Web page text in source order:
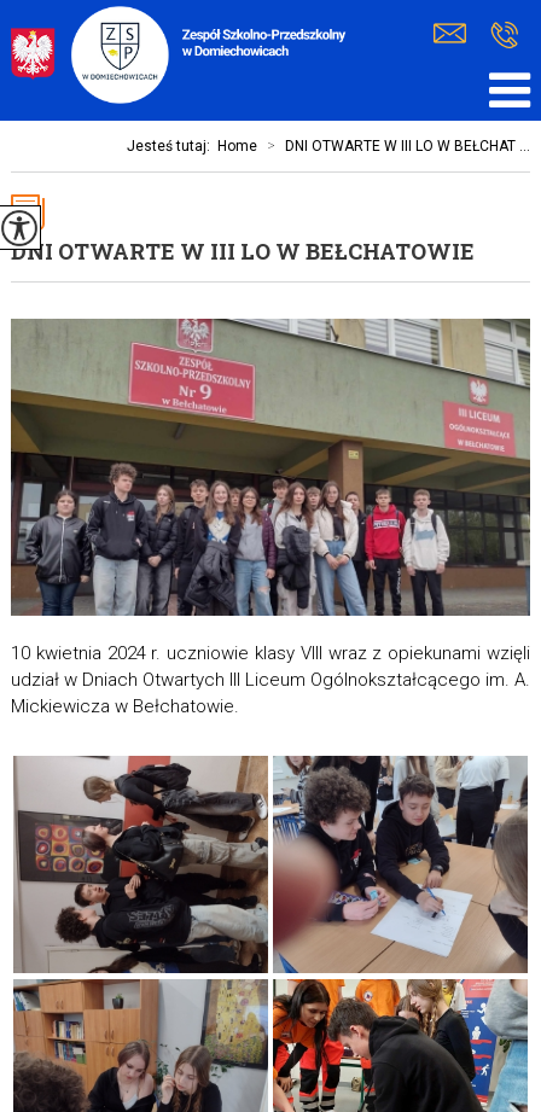
Jesteś tutaj: Home > DNI OTWARTE W III LO W BEŁCHAT ...
DNI OTWARTE W III LO W BEŁCHATOWIE
10 kwietnia 2024 r. uczniowie klasy VIII wraz z opiekunami wzięli
udział w Dniach Otwartych III Liceum Ogólnokształcącego im. A.
Mickiewicza w Bełchatowie.